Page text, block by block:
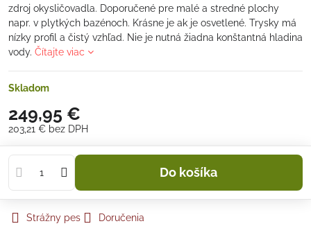
zdroj okysličovadla. Doporučené pre malé a stredné plochy
napr. v plytkých bazénoch. Krásne je ak je osvetlené. Trysky má
nízky profil a čistý vzhľad. Nie je nutná žiadna konštantná hladina
vody. Čítajte viac
Skladom
249,95 €
203,21 € bez DPH
Do košíka
Strážny pes Doručenia